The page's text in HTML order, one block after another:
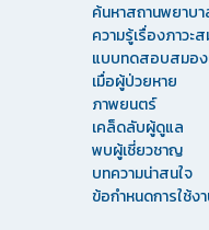
ค้นหาสถานพยาบา
ความรู้เรื่องภาวะ
แบบทดสอบสมอ
เมื่อผู้ป่วยหาย
ภาพยนตร์
เคล็ดลับผู้ดูแล
พบผู้เชี่ยวชาญ
บทความน่าสนใจ
ข้อกำหนดการใช้ง